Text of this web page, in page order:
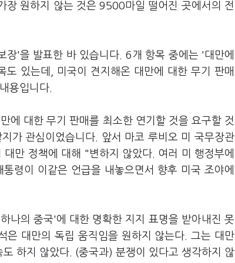
장 원하지 않는 것은 9500마일 떨어진 곳에서의 전
'을 발표한 바 있습니다. 6개 항목 중에는 '대만에
있는데, 미국이 견지해온 대만에 대한 무기 판매
용입니다.
에 대한 무기 판매를 최소한 연기할 것을 요구할 것
가 관심이었습니다. 앞서 마코 루비오 미 국무장관
만 정책에 대해 "변하지 않았다. 여러 미 행정부에
령이 이같은 언급을 내놓으면서 향후 미국 조야에
나의 중국'에 대한 명확한 지지 표명을 받아내진 못
은 대만의 독립 움직임을 원하지 않는다. 그는 대만
하지 않았다. (중국과) 분쟁이 있다고 생각하지 않